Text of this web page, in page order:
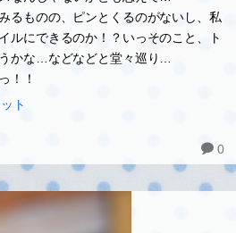
るものの、ピンとくるのがないし、私
ルにできるのか！？いっそのこと、ト
かな…などなどと堂々巡り…
！！
ト
0